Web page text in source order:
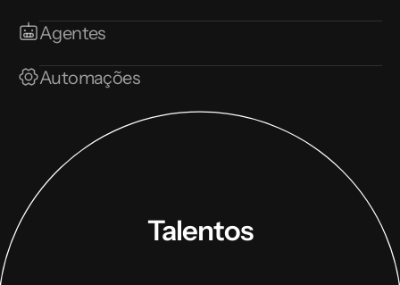
Talentos
Agentes
Automações